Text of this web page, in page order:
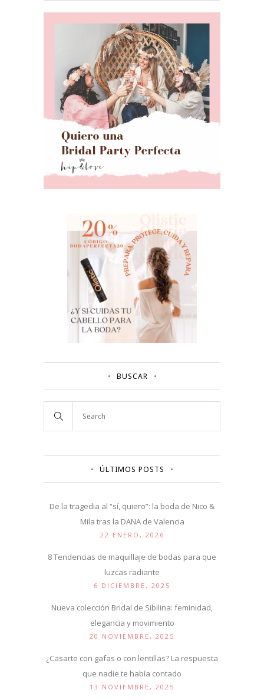
BUSCAR
ÚLTIMOS POSTS
De la tragedia al “sí, quiero”: la boda de Nico &
Mila tras la DANA de Valencia
22 ENERO, 2026
8 Tendencias de maquillaje de bodas para que
luzcas radiante
6 DICIEMBRE, 2025
Nueva colección Bridal de Sibilina: feminidad,
elegancia y movimiento
20 NOVIEMBRE, 2025
¿Casarte con gafas o con lentillas? La respuesta
que nadie te había contado
13 NOVIEMBRE, 2025